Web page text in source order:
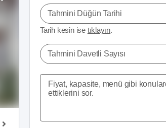
Tahmini Düğün Tarihi
Tarih kesin ise tıklayın.
Tahmini Davetli Sayısı